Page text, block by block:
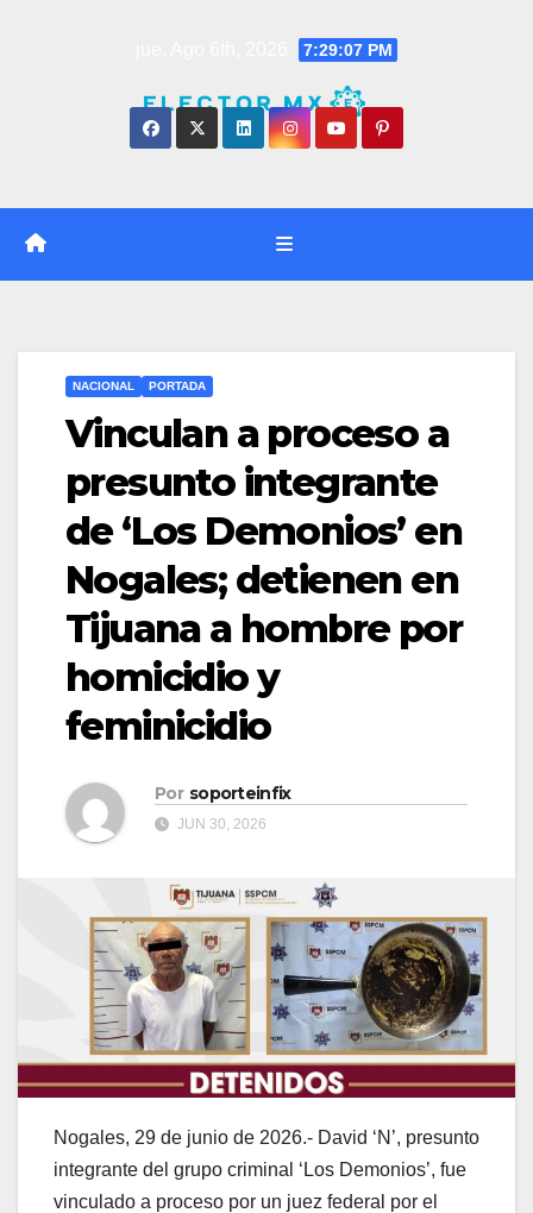
7:29:08 PM
NACIONAL PORTADA
Vinculan a proceso a
presunto integrante
de ‘Los Demonios’ en
Nogales; detienen en
Tijuana a hombre por
homicidio y
feminicidio
Por soporteinfix
JUN 30, 2026
Nogales, 29 de junio de 2026.- David ‘N’, presunto
integrante del grupo criminal ‘Los Demonios’, fue
vinculado a proceso por un juez federal por el